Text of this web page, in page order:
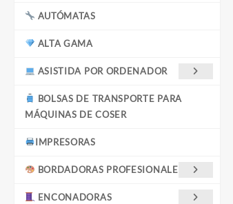
AUTÓMATAS
ALTA GAMA
ASISTIDA POR ORDENADOR
BOLSAS DE TRANSPORTE PARA
MÁQUINAS DE COSER
IMPRESORAS
BORDADORAS PROFESIONALES
ENCONADORAS